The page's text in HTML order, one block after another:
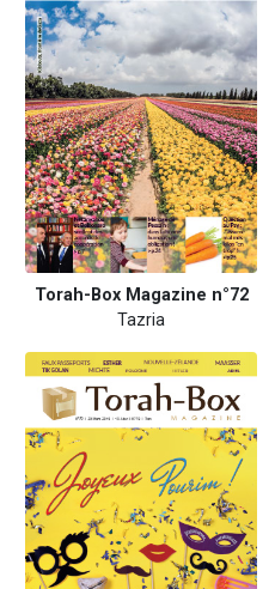
Torah-Box Magazine n°72
Tazria